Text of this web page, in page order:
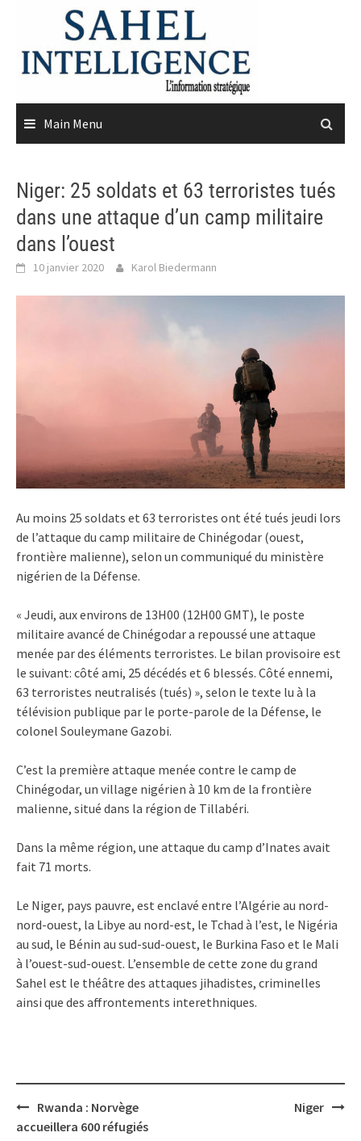
content
Main Menu
Niger: 25 soldats et 63 terroristes tués
dans une attaque d’un camp militaire
dans l’ouest
10 janvier 2020 Karol Biedermann
Au moins 25 soldats et 63 terroristes ont été tués jeudi lors
de l’attaque du camp militaire de Chinégodar (ouest,
frontière malienne), selon un communiqué du ministère
nigérien de la Défense.
« Jeudi, aux environs de 13H00 (12H00 GMT), le poste
militaire avancé de Chinégodar a repoussé une attaque
menée par des éléments terroristes. Le bilan provisoire est
le suivant: côté ami, 25 décédés et 6 blessés. Côté ennemi,
63 terroristes neutralisés (tués) », selon le texte lu à la
télévision publique par le porte-parole de la Défense, le
colonel Souleymane Gazobi.
C’est la première attaque menée contre le camp de
Chinégodar, un village nigérien à 10 km de la frontière
malienne, situé dans la région de Tillabéri.
Dans la même région, une attaque du camp d’Inates avait
fait 71 morts.
Le Niger, pays pauvre, est enclavé entre l’Algérie au nord-
nord-ouest, la Libye au nord-est, le Tchad à l’est, le Nigéria
au sud, le Bénin au sud-sud-ouest, le Burkina Faso et le Mali
à l’ouest-sud-ouest. L’ensemble de cette zone du grand
Sahel est le théâtre des attaques jihadistes, criminelles
ainsi que des affrontements interethniques.
Post
navigation
Rwanda : Norvège
accueillera 600 réfugiés
Niger